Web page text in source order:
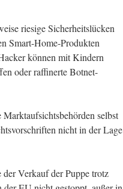
riesige Sicherheitslücken
Smart-Home-Produkten
können mit Kindern
oder raffinerte Botnet-
selbst
nicht in der Lage
Verkauf der Puppe trotz